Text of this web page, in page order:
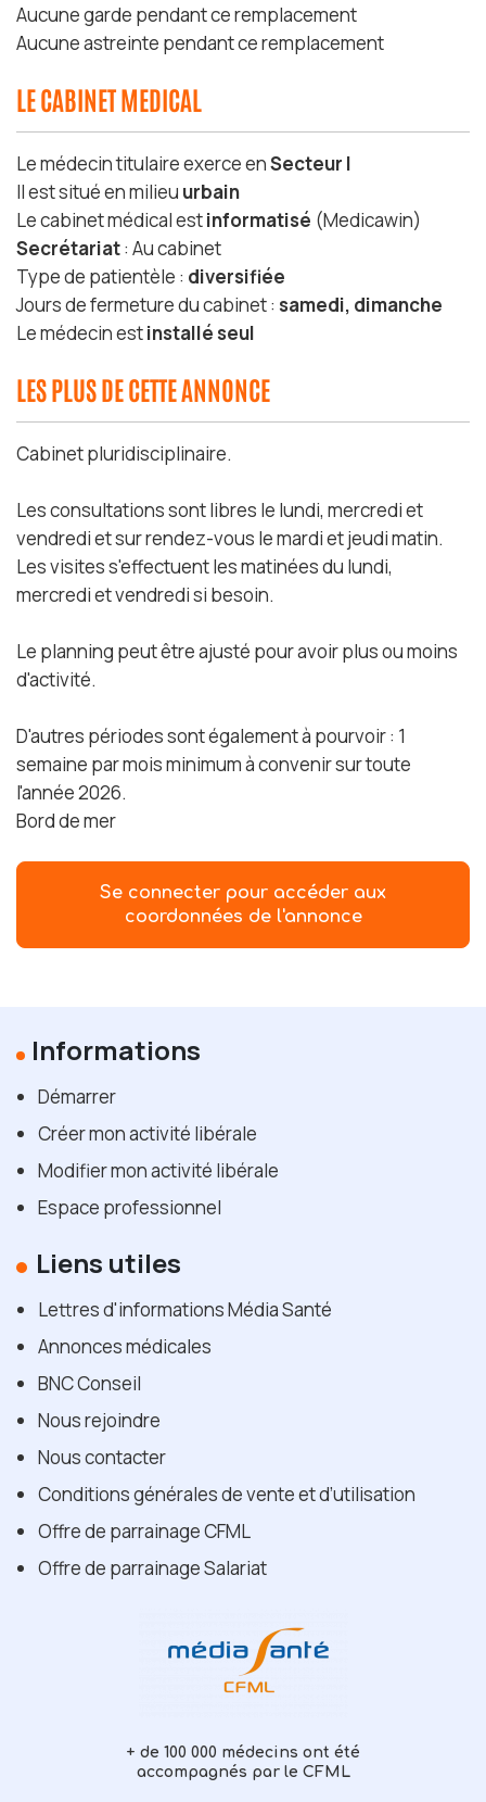
Aucune garde pendant ce remplacement
Aucune astreinte pendant ce remplacement
LE CABINET MEDICAL
Le médecin titulaire exerce enSecteur I
Il est situé en milieu urbain
Le cabinet médical estinformatisé (Medicawin)
Secrétariat: Au cabinet
Type de patientèle : diversifiée
Jours de fermeture du cabinet : samedi, dimanche
Le médecin estinstallé seul
LES PLUS DE CETTE ANNONCE
Cabinet pluridisciplinaire.
Les consultations sont libres le lundi, mercredi et
vendredi et sur rendez-vous le mardi et jeudi matin.
Les visites s'effectuent les matinées du lundi,
mercredi et vendredi si besoin.
Le planning peut être ajusté pour avoir plus ou moins
d'activité.
D'autres périodes sont également à pourvoir : 1
semaine par mois minimum à convenir sur toute
l'année 2026.
Bord de mer
Se connecter pour accéder aux
coordonnées de l'annonce
Informations
Démarrer
Créer mon activité libérale
Modifier mon activité libérale
Espace professionnel
Liens utiles
Lettres d'informations Média Santé
Annonces médicales
BNC Conseil
Nous rejoindre
Nous contacter
Conditions générales de vente et d’utilisation
Offre de parrainage CFML
Offre de parrainage Salariat
+ de 100 000 médecins ont été
accompagnés par le CFML